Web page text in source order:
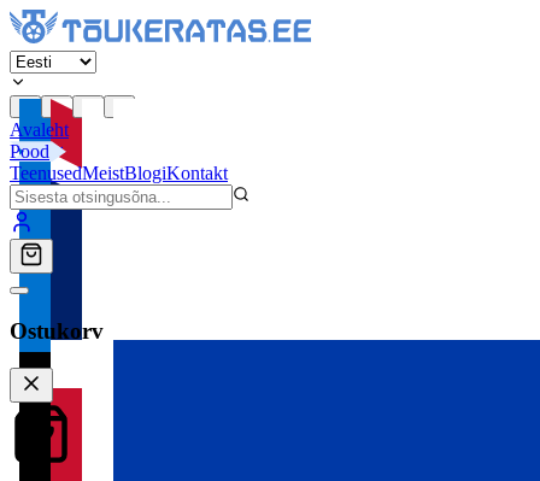
Avaleht
Pood
TeenusedMeistBlogiKontakt
Ostukorv